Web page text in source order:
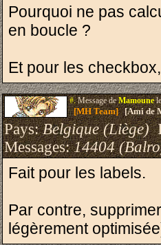
Pourquoi ne pas
en boucle ?
Et pour les
#.Message deMamoune
[MH Team][Ami de
Pays:Belgique (Liège)
Messages:14404
Fait pour les labels.
Par contre,
légèrement